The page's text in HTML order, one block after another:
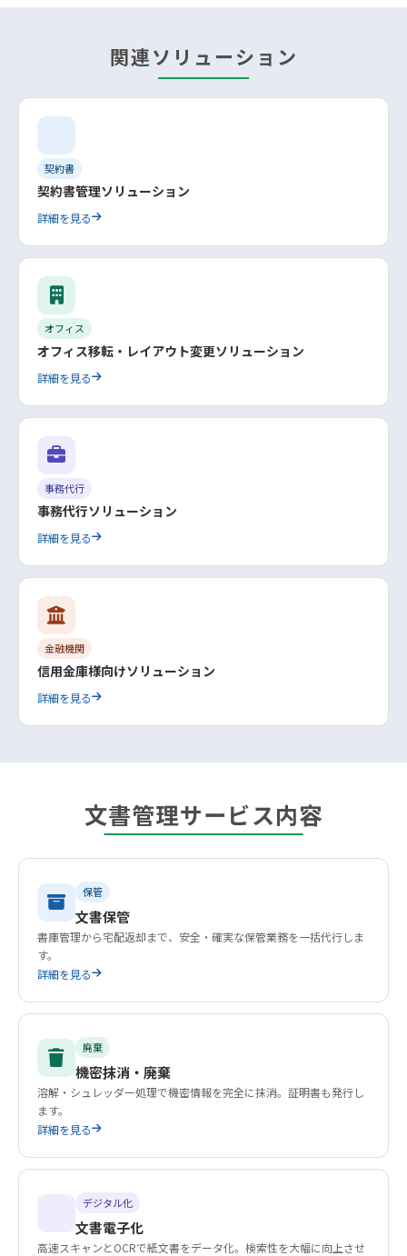
関連ソリューション
契約書
契約書管理ソリューション
詳細を見る
オフィス
オフィス移転・レイアウト変更ソリューション
詳細を見る
事務代行
事務代行ソリューション
詳細を見る
金融機関
信用金庫様向けソリューション
詳細を見る
文書管理サービス内容
保管
文書保管
書庫管理から宅配返却まで、安全・確実な保管業務を一括代行しま
す。
詳細を見る
廃棄
機密抹消・廃棄
溶解・シュレッダー処理で機密情報を完全に抹消。証明書も発行し
ます。
詳細を見る
デジタル化
文書電子化
高速スキャンとOCRで紙文書をデータ化。検索性を大幅に向上させ